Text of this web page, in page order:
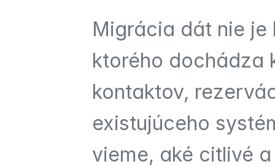
Migrácia dát nie
ktorého dochádza
kontaktov,
existujúceho
vieme, aké citlivé